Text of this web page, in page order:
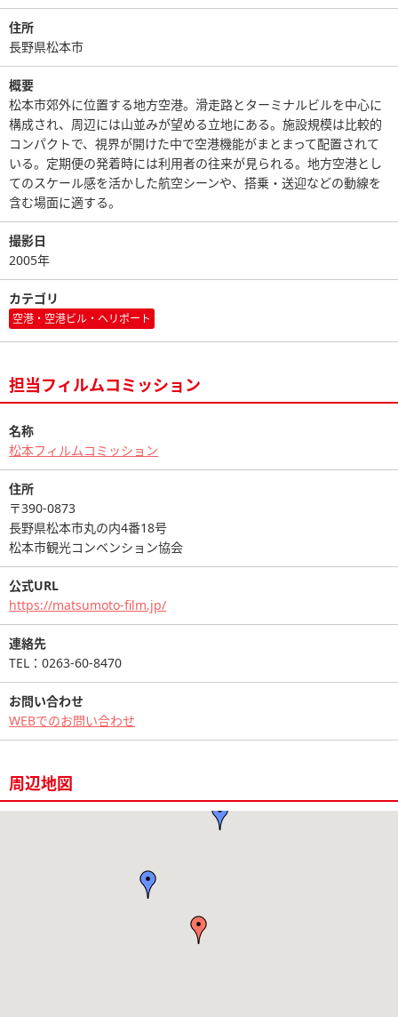
住所
長野県松本市
概要
松本市郊外に位置する地方空港。滑走路とターミナルビルを中心に
構成され、周辺には山並みが望める立地にある。施設規模は比較的
コンパクトで、視界が開けた中で空港機能がまとまって配置されて
いる。定期便の発着時には利用者の往来が見られる。地方空港とし
てのスケール感を活かした航空シーンや、搭乗・送迎などの動線を
含む場面に適する。
撮影日
2005年
カテゴリ
空港・空港ビル・ヘリポート
担当フィルムコミッション
名称
松本フィルムコミッション
住所
〒390-0873
長野県松本市丸の内4番18号
松本市観光コンベンション協会
公式URL
https://matsumoto-film.jp/
連絡先
TEL：0263-60-8470
お問い合わせ
WEBでのお問い合わせ
周辺地図